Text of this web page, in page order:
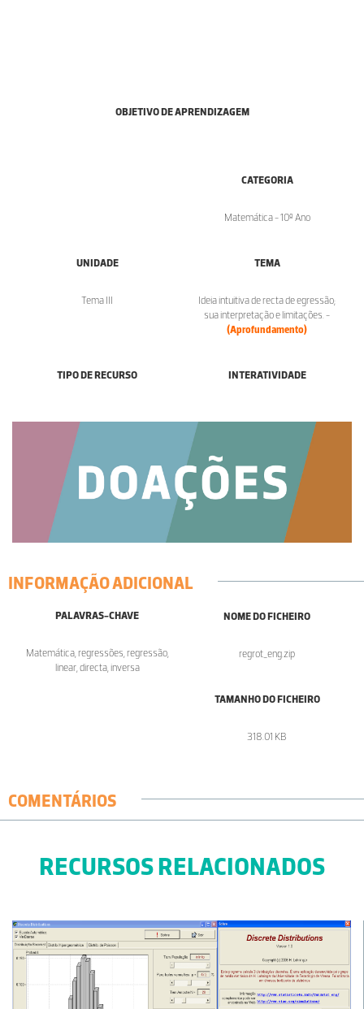
OBJETIVO DE APRENDIZAGEM
CATEGORIA
Matemática - 10º Ano
UNIDADE
Tema III
TEMA
Ideia intuitiva de recta de egressão;
sua interpretação e limitações. -
(Aprofundamento)
TIPO DE RECURSO INTERATIVIDADE
INFORMAÇÃO ADICIONAL
PALAVRAS-CHAVE
Matemática, regressões, regressão,
linear, directa, inversa
NOME DO FICHEIRO
regrot_eng.zip
TAMANHO DO FICHEIRO
318.01 KB
COMENTÁRIOS
RECURSOS RELACIONADOS